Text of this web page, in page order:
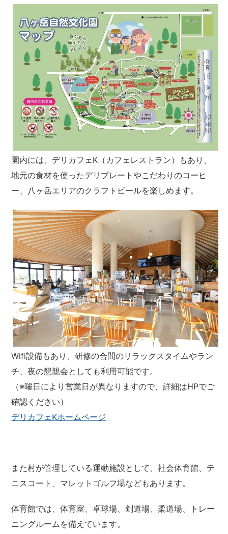
園内には、デリカフェK（カフェレストラン）もあり、
地元の食材を使ったデリプレートやこだわりのコーヒ
ー、八ヶ岳エリアのクラフトビールを楽しめます。
Wifi設備もあり、研修の合間のリラックスタイムやラン
チ、夜の懇親会としても利用可能です。
（※曜日により営業日が異なりますので、詳細はHPでご
確認ください）
デリカフェKホームページ
また村が管理している運動施設として、社会体育館、テ
ニスコート、マレットゴルフ場などもあります。
体育館では、体育室、卓球場、剣道場、柔道場、トレー
ニングルームを備えています。